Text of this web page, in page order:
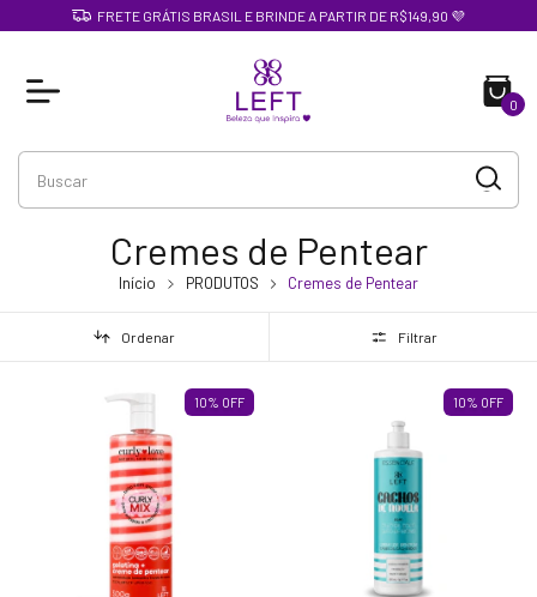
FRETE GRÁTIS BRASIL E BRINDE A PARTIR DE R$149,90 💜
0
Cremes de Pentear
Início PRODUTOS Cremes de Pentear
Ordenar Filtrar
10% OFF 10% OFF